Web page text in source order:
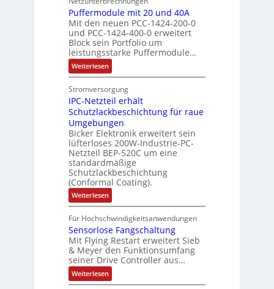
d
a
s
A
u
s
l
a
n
d
g
e
s
c
h
ä
f
t
d
e
s
V
D
M
A
l
e
k
t
r
i
s
c
h
e
t
o
m
a
t
i
g
e
n
J
a
r
e
s
z
i
e
l
e
e
i
t
e
r
b
e
i
S
P
N
r
h
l
e
n
4
,
M
i
l
l
i
o
n
e
n
A
r
b
e
i
t
s
k
A
b
o
u
t
A
u
t
o
m
a
t
i
o
n
e
x
p
a
n
d
i
e
r
Puffermodule mit 20 und 40A
Mit den neuen PCC-1424-200-0
und PCC-1424-400-0 erweitert
Block sein Portfolio um
leistungsstarke Puffermodule…
Weiterlesen:
P
f
f
e
r
m
o
d
u
l
e
m
i
t
2
u
n
d
4
0
A
Stromversorgung
IPC-Netzteil erhält
Schutzlackbeschichtung für raue
Umgebungen
Bicker Elektronik erweitert sein
lüfterloses 200W-Industrie-PC-
Netzteil BEP-520C um eine
standardmäßige
Schutzlackbeschichtung
(Conformal Coating).
Weiterlesen:
I
C
-
N
e
t
z
t
e
Für Hochschwindigkeitsanwendungen
Sensorlose Fangschaltung
Mit Flying Restart erweitert Sieb
& Meyer den Funktionsumfang
seiner Drive Controller aus…
Weiterlesen:
S